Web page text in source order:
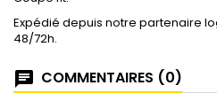
Expédié depuis notre partenaire
48/72h.
COMMENTAIRES (0)